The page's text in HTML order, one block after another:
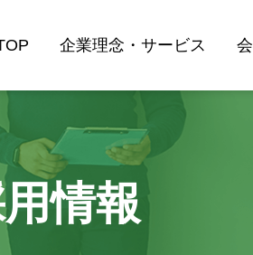
企業理念・サービス
情報